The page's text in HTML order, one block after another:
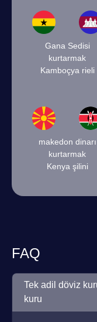
Gana Sedisi
kurtarmak
Kamboçya rieli
makedon dinarı
kurtarmak
Kenya şilini
FAQ
Tek adil döviz
kuru